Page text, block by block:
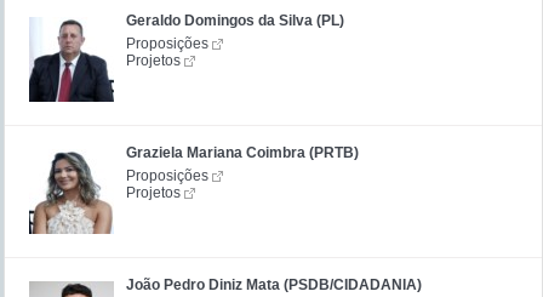
Geraldo Domingos da Silva (PL)
Proposições
Projetos
Graziela Mariana Coimbra (PRTB)
Proposições
Projetos
João Pedro Diniz Mata (PSDB/CIDADANIA)